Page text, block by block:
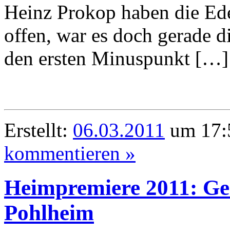
Heinz Prokop haben die
offen, war es doch gerade
den ersten Minuspunkt […]
Erstellt: 06.03.2011 um
kommentieren »
Heimpremiere 2011:
Pohlheim